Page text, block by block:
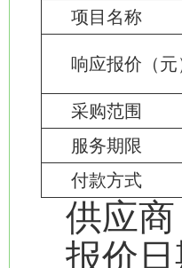
项目名称
响应报价（元
采购范围
服务期限
付款方式
供应
报价日